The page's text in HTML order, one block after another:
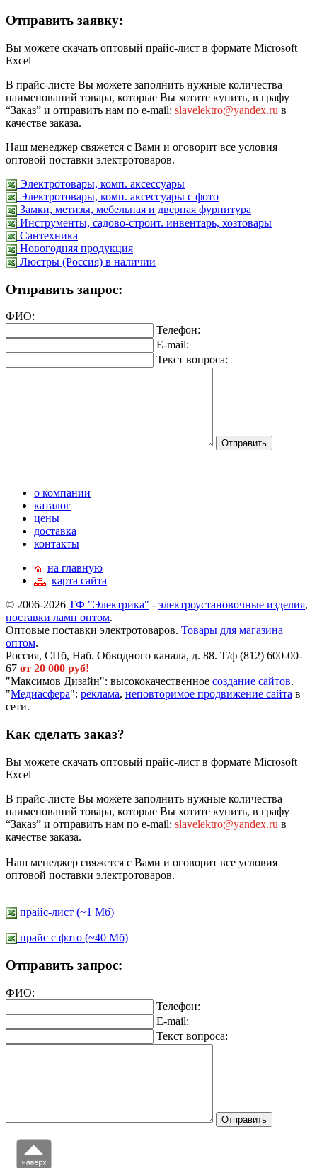
Отправить заявку:
Вы можете скачать оптовый прайс-лист в формате Microsoft
Excel
В прайс-листе Вы можете заполнить нужные количества
наименований товара, которые Вы хотите купить, в графу
“Заказ” и отправить нам по e-mail: slavelektro@yandex.ru в
качестве заказа.
Наш менеджер свяжется с Вами и оговорит все условия
оптовой поставки электротоваров.
Электротовары, комп. аксессуары
Электротовары, комп. аксессуары с фото
Замки, метизы, мебельная и дверная фурнитура
Инструменты, садово-строит. инвентарь, хозтовары
Сантехника
Новогодняя продукция
Люстры (Россия) в наличии
Отправить запрос:
ФИО:
Телефон:
E-mail:
Текст вопроса:
о компании
каталог
цены
доставка
контакты
на главную
карта сайта
© 2006-2026 ТФ "Электрика" - электроустановочные изделия,
поставки ламп оптом.
Оптовые поставки электротоваров. Товары для магазина
оптом.
Россия, СПб, Наб. Обводного канала, д. 88. Т/ф (812) 600-00-
67 от 20 000 руб!
"Максимов Дизайн": высококачественное создание сайтов.
"Медиасфера": реклама, неповторимое продвижение сайта в
сети.
Как сделать заказ?
Вы можете скачать оптовый прайс-лист в формате Microsoft
Excel
В прайс-листе Вы можете заполнить нужные количества
наименований товара, которые Вы хотите купить, в графу
“Заказ” и отправить нам по e-mail: slavelektro@yandex.ru в
качестве заказа.
Наш менеджер свяжется с Вами и оговорит все условия
оптовой поставки электротоваров.
прайс-лист (~1 Мб)
прайс c фото (~40 Мб)
Отправить запрос:
ФИО:
Телефон:
E-mail:
Текст вопроса: